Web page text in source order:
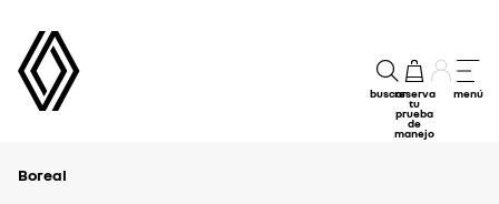
buscarreserva
tu
prueba
de
manejo
menú
Boreal